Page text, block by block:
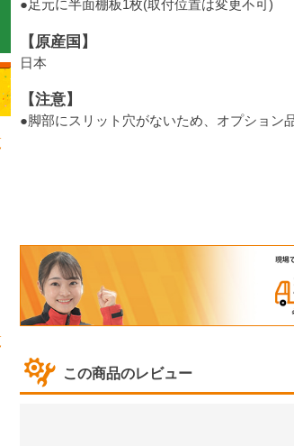
●足元に半面棚板1枚(取付位置は変更不可)
【原産国】
日本
【注意】
●脚部にスリット穴がないため、オプション
この商品のレビュー